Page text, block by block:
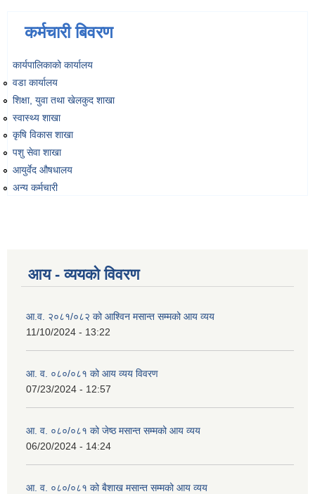
कर्मचारी बिवरण
कार्यपालिकाको कार्यालय
वडा कार्यालय
शिक्षा, युवा तथा खेलकुद शाखा
स्वास्थ्य शाखा
कृषि विकास शाखा
पशु सेवा शाखा
आयुर्वेद औषधालय
अन्य कर्मचारी
आय - व्ययको विवरण
आ.व. २०८१/०८२ को आश्विन मसान्त सम्मको आय व्यय
11/10/2024 - 13:22
आ. व. ०८०/०८१ को आय व्यय विवरण
07/23/2024 - 12:57
आ. व. ०८०/०८१ को जेष्ठ मसान्त सम्मको आय व्यय
06/20/2024 - 14:24
आ. व. ०८०/०८१ को बैशाख मसान्त सम्मको आय व्यय